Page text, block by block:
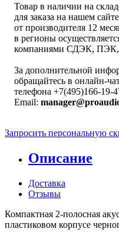
Товар в наличии на
для заказа на нашем
от производителя 12
в регионы
компаниями СДЭК, ПЭК,
За дополнительной
обращайтесь в онлайн-
телефона +7(495)166-19-
Email:
Запросить персональную
Описание
Доставка
Отзывы
Компактная 2-полосная
пластиковом корпусе